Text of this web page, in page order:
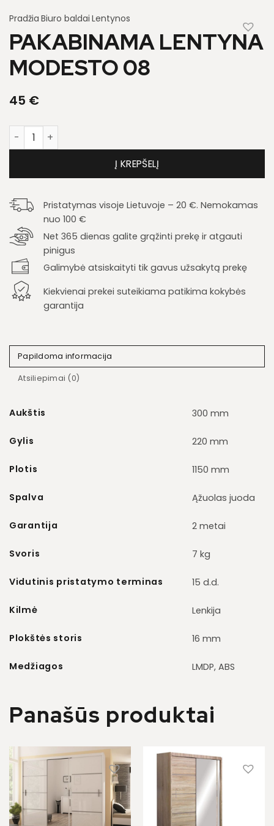
Pradžia Biuro baldai Lentynos
PAKABINAMA LENTYNA
MODESTO 08
45 €
produkto kiekis: Pakabinama lentyna Modesto 08
Į KREPŠELĮ
Pristatymas visoje Lietuvoje – 20 €. Nemokamas
nuo 100 €
Net 365 dienas galite grąžinti prekę ir atgauti
pinigus
Galimybė atsiskaityti tik gavus užsakytą prekę
Kiekvienai prekei suteikiama patikima kokybės
garantija
Papildoma informacija
Atsiliepimai (0)
Aukštis 300 mm
Gylis 220 mm
Plotis 1150 mm
Spalva Ąžuolas juoda
Garantija 2 metai
Svoris 7 kg
Vidutinis pristatymo terminas 15 d.d.
Kilmė Lenkija
Plokštės storis 16 mm
Medžiagos LMDP, ABS
Panašūs produktai